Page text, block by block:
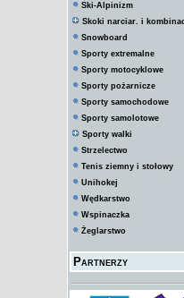
Ski-Alpinizm
Skoki narciar. i
Snowboard
Sporty extremalne
Sporty motocyklowe
Sporty pożarnicze
Sporty samochodowe
Sporty samolotowe
Sporty walki
Strzelectwo
Tenis ziemny i stołowy
Unihokej
Wędkarstwo
Wspinaczka
Żeglarstwo
Partnerzy